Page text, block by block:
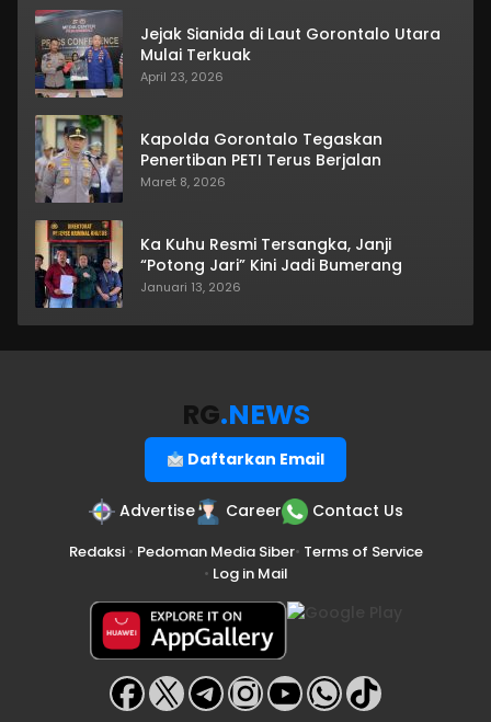
Jejak Sianida di Laut Gorontalo Utara
Mulai Terkuak
April 23, 2026
Kapolda Gorontalo Tegaskan
Penertiban PETI Terus Berjalan
Maret 8, 2026
Ka Kuhu Resmi Tersangka, Janji
“Potong Jari” Kini Jadi Bumerang
Januari 13, 2026
RG.NEWS
Daftarkan Email
Advertise Career Contact Us
Redaksi• Pedoman Media Siber• Terms of Service
• Log in Mail